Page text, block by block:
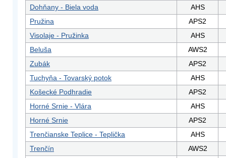
Dohňany - Biela voda
AHS
Pružina
APS2
Visolaje - Pružinka
AHS
Beluša
AWS2
Zubák
APS2
Tuchyňa - Tovarský potok
AHS
Košecké Podhradie
APS2
Horné Srnie - Vlára
AHS
Horné Srnie
APS2
Trenčianske Teplice - Teplička
AHS
Trenčín
AWS2